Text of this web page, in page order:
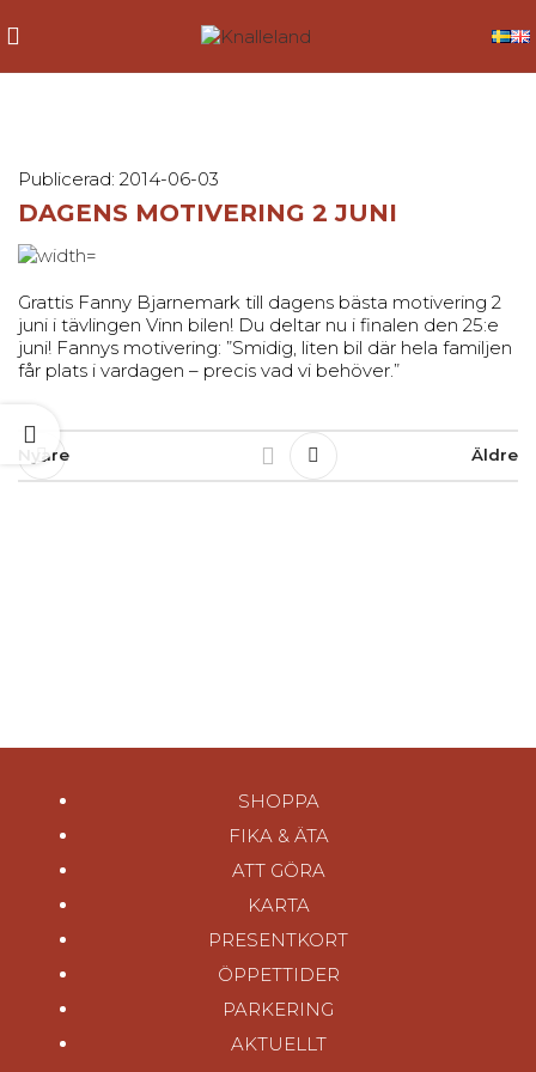
Publicerad: 2014-06-03
DAGENS MOTIVERING 2 JUNI
Grattis Fanny Bjarnemark till dagens bästa motivering 2
juni i tävlingen Vinn bilen! Du deltar nu i finalen den 25:e
juni! Fannys motivering: ”Smidig, liten bil där hela familjen
får plats i vardagen – precis vad vi behöver.”
Nyare Äldre
SHOPPA
FIKA & ÄTA
ATT GÖRA
KARTA
PRESENTKORT
ÖPPETTIDER
PARKERING
AKTUELLT